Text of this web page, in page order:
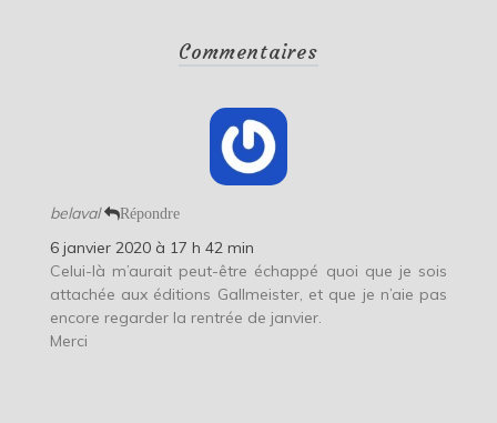
Commentaires
belaval Répondre
6 janvier 2020 à 17 h 42 min
Celui-là m’aurait peut-être échappé quoi que je sois
attachée aux éditions Gallmeister, et que je n’aie pas
encore regarder la rentrée de janvier.
Merci